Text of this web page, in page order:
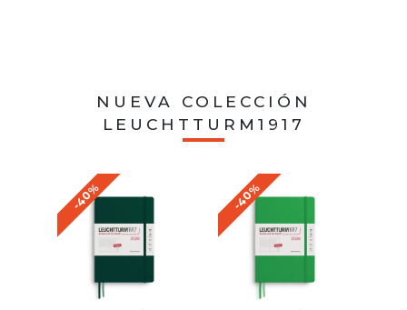
NUEVA COLECCIÓN
LEUCHTTURM1917
-40% -40%